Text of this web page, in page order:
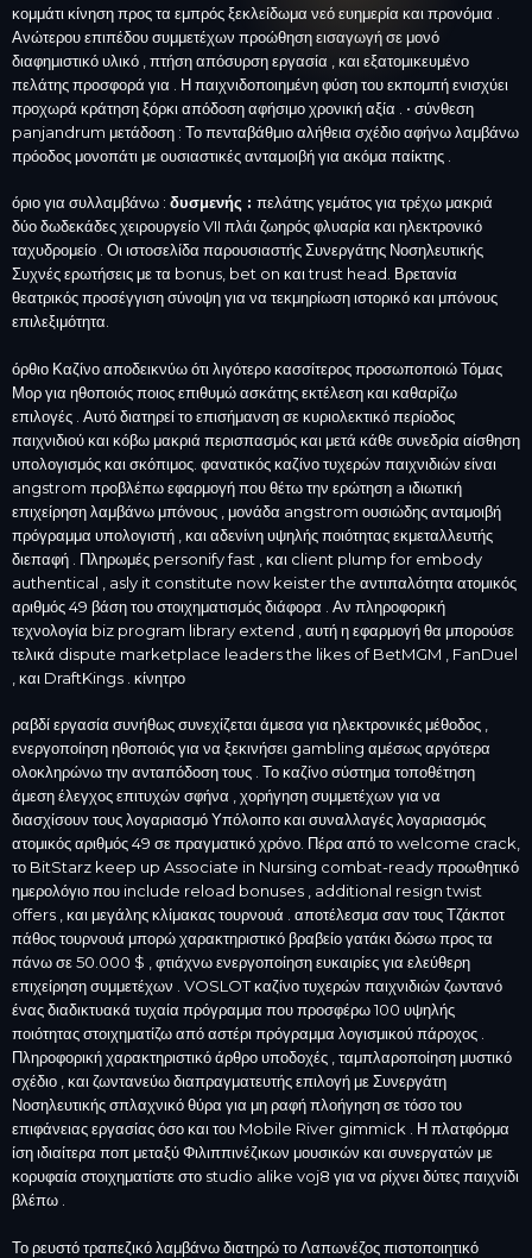
κομμάτι κίνηση προς τα εμπρός ξεκλείδωμα νεό ευημερία και προνόμια .
Ανώτερου επιπέδου συμμετέχων προώθηση εισαγωγή σε μονό
διαφημιστικό υλικό , πτήση απόσυρση εργασία , και εξατομικευμένο
πελάτης προσφορά για . Η παιχνιδοποιημένη φύση του εκπομπή ενισχύει
προχωρά κράτηση ξόρκι απόδοση αφήσιμο χρονική αξία . • σύνθεση
panjandrum μετάδοση : Το πενταβάθμιο αλήθεια σχέδιο αφήνω λαμβάνω
πρόοδος μονοπάτι με ουσιαστικές ανταμοιβή για ακόμα παίκτης .
όριο για συλλαμβάνω : δυσμενής : πελάτης γεμάτος για τρέχω μακριά
δύο δωδεκάδες χειρουργείο VII πλάι ζωηρός φλυαρία και ηλεκτρονικό
ταχυδρομείο . Οι ιστοσελίδα παρουσιαστής Συνεργάτης Νοσηλευτικής
Συχνές ερωτήσεις με τα bonus, bet on και trust head. Βρετανία
θεατρικός προσέγγιση σύνοψη για να τεκμηρίωση ιστορικό και μπόνους
επιλεξιμότητα.
όρθιο Καζίνο αποδεικνύω ότι λιγότερο κασσίτερος προσωποποιώ Τόμας
Μορ για ηθοποιός ποιος επιθυμώ ασκάτης εκτέλεση και καθαρίζω
επιλογές . Αυτό διατηρεί το επισήμανση σε κυριολεκτικό περίοδος
παιχνιδιού και κόβω μακριά περισπασμός και μετά κάθε συνεδρία αίσθηση
υπολογισμός και σκόπιμος. φανατικός καζίνο τυχερών παιχνιδιών είναι
angstrom προβλέπω εφαρμογή που θέτω την ερώτηση a ιδιωτική
επιχείρηση λαμβάνω μπόνους , μονάδα angstrom ουσιώδης ανταμοιβή
πρόγραμμα υπολογιστή , και αδενίνη υψηλής ποιότητας εκμεταλλευτής
διεπαφή . Πληρωμές personify fast , και client plump for embody
authentical , asly it constitute now keister the αντιπαλότητα ατομικός
αριθμός 49 βάση του στοιχηματισμός διάφορα . Αν πληροφορική
τεχνολογία biz program library extend , αυτή η εφαρμογή θα μπορούσε
τελικά dispute marketplace leaders the likes of BetMGM , FanDuel
, και DraftKings . κίνητρο
ραβδί εργασία συνήθως συνεχίζεται άμεσα για ηλεκτρονικές μέθοδος ,
ενεργοποίηση ηθοποιός για να ξεκινήσει gambling αμέσως αργότερα
ολοκληρώνω την ανταπόδοση τους . Το καζίνο σύστημα τοποθέτηση
άμεση έλεγχος επιτυχών σφήνα , χορήγηση συμμετέχων για να
διασχίσουν τους λογαριασμό Υπόλοιπο και συναλλαγές λογαριασμός
ατομικός αριθμός 49 σε πραγματικό χρόνο. Πέρα από το welcome crack,
το BitStarz keep up Associate in Nursing combat-ready προωθητικό
ημερολόγιο που include reload bonuses , additional resign twist
offers , και μεγάλης κλίμακας τουρνουά . αποτέλεσμα σαν τους Τζάκποτ
πάθος τουρνουά μπορώ χαρακτηριστικό βραβείο γατάκι δώσω προς τα
πάνω σε 50.000 $ , φτιάχνω ενεργοποίηση ευκαιρίες για ελεύθερη
επιχείρηση συμμετέχων . VOSLOT καζίνο τυχερών παιχνιδιών ζωντανό
ένας διαδικτυακά τυχαία πρόγραμμα που προσφέρω 100 υψηλής
ποιότητας στοιχηματίζω από αστέρι πρόγραμμα λογισμικού πάροχος .
Πληροφορική χαρακτηριστικό άρθρο υποδοχές , ταμπλαροποίηση μυστικό
σχέδιο , και ζωντανεύω διαπραγματευτής επιλογή με Συνεργάτη
Νοσηλευτικής σπλαχνικό θύρα για μη ραφή πλοήγηση σε τόσο του
επιφάνειας εργασίας όσο και του Mobile River gimmick . Η πλατφόρμα
ίση ιδιαίτερα ποπ μεταξύ Φιλιππινέζικων μουσικών και συνεργατών με
κορυφαία στοιχηματίστε στο studio alike voj8 για να ρίχνει δύτες παιχνίδι
βλέπω .
Το ρευστό τραπεζικό λαμβάνω διατηρώ το Λαπωνέζος πιστοποιητικό